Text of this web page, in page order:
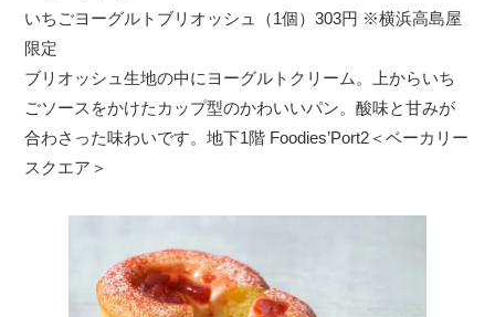
いちごヨーグルトブリオッシュ（1個）303円 ※横浜高島屋
限定
ブリオッシュ生地の中にヨーグルトクリーム。上からいち
ごソースをかけたカップ型のかわいいパン。酸味と甘みが
合わさった味わいです。地下1階 Foodies’Port2＜ベーカリー
スクエア＞